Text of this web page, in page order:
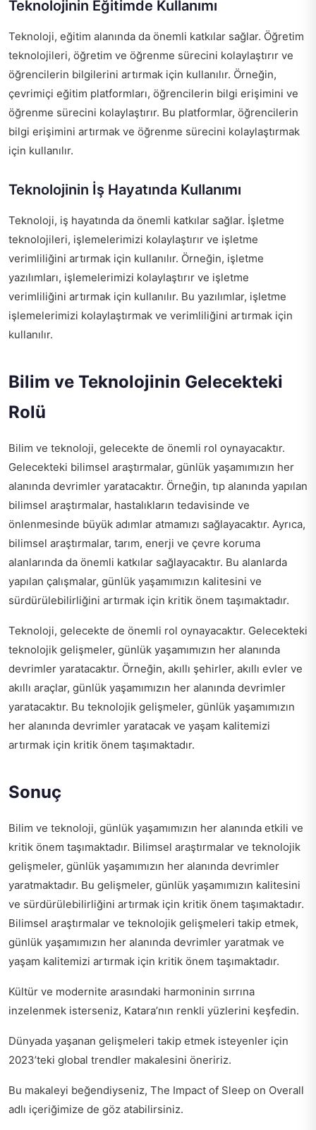
Teknolojinin Eğitimde Kullanımı
Teknoloji, eğitim alanında da önemli katkılar sağlar. Öğretim
teknolojileri, öğretim ve öğrenme sürecini kolaylaştırır ve
öğrencilerin bilgilerini artırmak için kullanılır. Örneğin,
çevrimiçi eğitim platformları, öğrencilerin bilgi erişimini ve
öğrenme sürecini kolaylaştırır. Bu platformlar, öğrencilerin
bilgi erişimini artırmak ve öğrenme sürecini kolaylaştırmak
için kullanılır.
Teknolojinin İş Hayatında Kullanımı
Teknoloji, iş hayatında da önemli katkılar sağlar. İşletme
teknolojileri, işlemelerimizi kolaylaştırır ve işletme
verimliliğini artırmak için kullanılır. Örneğin, işletme
yazılımları, işlemelerimizi kolaylaştırır ve işletme
verimliliğini artırmak için kullanılır. Bu yazılımlar, işletme
işlemelerimizi kolaylaştırmak ve verimliliğini artırmak için
kullanılır.
Bilim ve Teknolojinin Gelecekteki
Rolü
Bilim ve teknoloji, gelecekte de önemli rol oynayacaktır.
Gelecekteki bilimsel araştırmalar, günlük yaşamımızın her
alanında devrimler yaratacaktır. Örneğin, tıp alanında yapılan
bilimsel araştırmalar, hastalıkların tedavisinde ve
önlenmesinde büyük adımlar atmamızı sağlayacaktır. Ayrıca,
bilimsel araştırmalar, tarım, enerji ve çevre koruma
alanlarında da önemli katkılar sağlayacaktır. Bu alanlarda
yapılan çalışmalar, günlük yaşamımızın kalitesini ve
sürdürülebilirliğini artırmak için kritik önem taşımaktadır.
Teknoloji, gelecekte de önemli rol oynayacaktır. Gelecekteki
teknolojik gelişmeler, günlük yaşamımızın her alanında
devrimler yaratacaktır. Örneğin, akıllı şehirler, akıllı evler ve
akıllı araçlar, günlük yaşamımızın her alanında devrimler
yaratacaktır. Bu teknolojik gelişmeler, günlük yaşamımızın
her alanında devrimler yaratacak ve yaşam kalitemizi
artırmak için kritik önem taşımaktadır.
Sonuç
Bilim ve teknoloji, günlük yaşamımızın her alanında etkili ve
kritik önem taşımaktadır. Bilimsel araştırmalar ve teknolojik
gelişmeler, günlük yaşamımızın her alanında devrimler
yaratmaktadır. Bu gelişmeler, günlük yaşamımızın kalitesini
ve sürdürülebilirliğini artırmak için kritik önem taşımaktadır.
Bilimsel araştırmalar ve teknolojik gelişmeleri takip etmek,
günlük yaşamımızın her alanında devrimler yaratmak ve
yaşam kalitemizi artırmak için kritik önem taşımaktadır.
Kültür ve modernite arasındaki harmoninin sırrına
inzelenmek isterseniz, Katara’nın renkli yüzlerini keşfedin.
Dünyada yaşanan gelişmeleri takip etmek isteyenler için
2023’teki global trendler makalesini öneririz.
Bu makaleyi beğendiyseniz, The Impact of Sleep on Overall
adlı içeriğimize de göz atabilirsiniz.